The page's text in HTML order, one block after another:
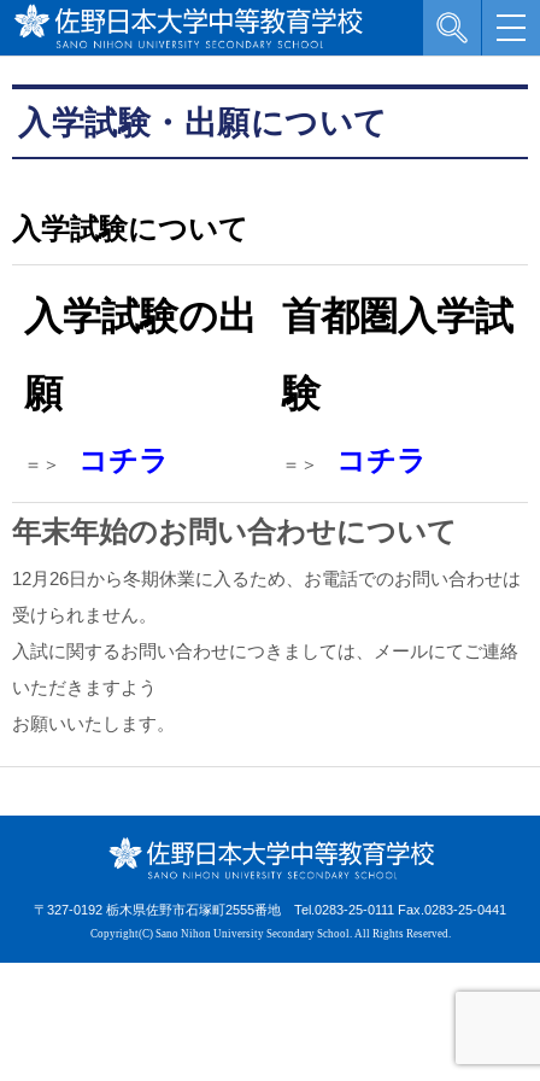
入学試験・出願について
入学試験について
入学試験の出
願
＝＞ コチラ
首都圏入学試
験
＝＞ コチラ
年末年始のお問い合わせについて
12月26日から冬期休業に入るため、お電話でのお問い合わせは
受けられません。
入試に関するお問い合わせにつきましては、メールにてご連絡
いただきますよう
お願いいたします。
〒327-0192 栃木県佐野市石塚町2555番地 Tel.0283-25-0111 Fax.0283-25-0441
Copyright(C) Sano Nihon University Secondary School. All Rights Reserved.